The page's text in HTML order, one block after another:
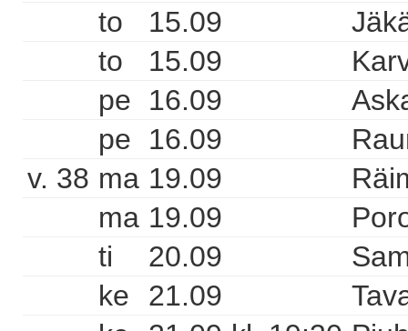
to
15.09
to
15.09
pe
16.09
pe
16.09
v. 38 ma 19.09
ma 19.09
ti
20.09
ke
21.09